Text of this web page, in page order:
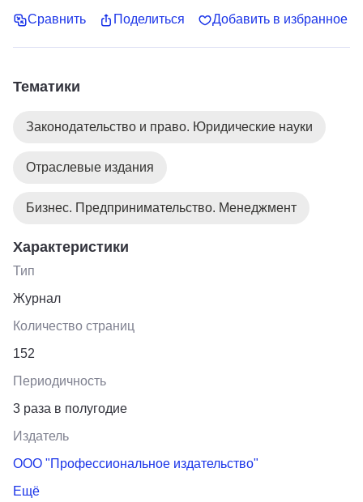
Сравнить Поделиться Добавить в избранное
Тематики
Законодательство и право. Юридические науки
Отраслевые издания
Бизнес. Предпринимательство. Менеджмент
Характеристики
Тип
Журнал
Количество страниц
152
Периодичность
3 раза в полугодие
Издатель
ООО "Профессиональное издательство"
Ещё